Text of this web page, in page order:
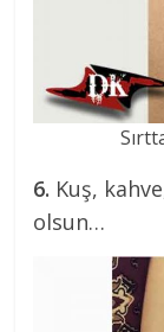
6. Kuş,
olsun…